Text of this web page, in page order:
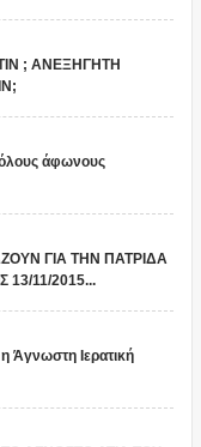
; ΑΝΕΞΗΓΗΤΗ
όλους άφωνους
ΓΙΑ ΤΗΝ ΠΑΤΡΙΔΑ
13/11/2015...
Ιερατική